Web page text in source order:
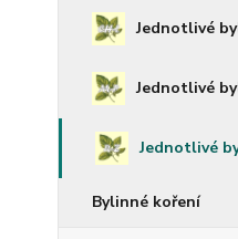
Jednotlivé
Jednotlivé
Jednotlivé
Bylinné koření